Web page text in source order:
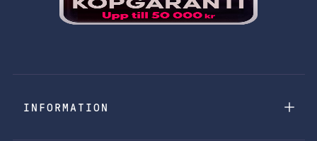
INFORMATION